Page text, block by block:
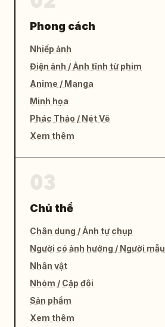
Phong cách
Nhiếp ảnh
Điện ảnh / Ảnh tĩnh từ phim
Anime / Manga
Minh họa
Phác Thảo / Nét Vẽ
Xem thêm
Chủ thể
Chân dung / Ảnh tự chụp
Người có ảnh hưởng / Người mẫu
Nhân vật
Nhóm / Cặp đôi
Sản phẩm
Xem thêm